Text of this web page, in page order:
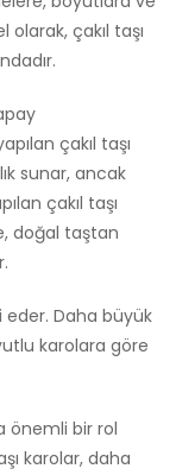
çakıl taşı
çakıl taşı
sunar, ancak
çakıl taşı
doğal taştan
eder. Daha büyük
karolara göre
önemli bir rol
karolar, daha